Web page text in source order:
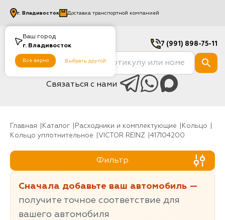
Ваш город
г. Владивосток
Все верно Выбрать другой
г. Владивосток Доставка транспортной компанией
7 (991) 898-75-11
Связаться с нами
Главная Каталог Расходники и комплектующие
Кольцо
Кольцо уплотнительное
VICTOR REINZ 417104200
Фильтр
Сначала добавьте ваш автомобиль —
получите точное соответствие для
вашего автомобиля